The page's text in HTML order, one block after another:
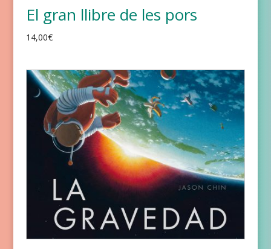
El gran llibre de les pors
14,00€